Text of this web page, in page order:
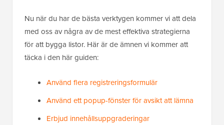
Nu när du har de bästa verktygen kommer vi att dela
med oss av några av de mest effektiva strategierna
för att bygga listor. Här är de ämnen vi kommer att
täcka i den här guiden:
Använd flera registreringsformulär
Använd ett popup-fönster för avsikt att lämna
Erbjud innehållsuppgraderingar